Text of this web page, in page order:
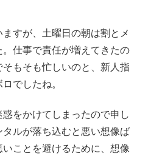
すが、土曜日の朝は割とメ
仕事で責任が増えてきたの
もそも忙しいのと、新人指
でしたね。
をかけてしまったので申し
ルが落ち込むと悪い想像ば
ことを避けるために、想像